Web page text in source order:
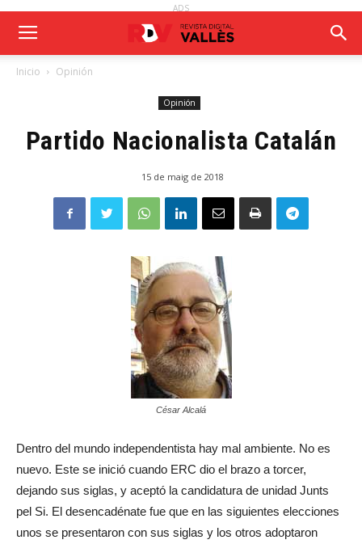
ADS
Inicio Opinión
Opinión
Partido Nacionalista Catalán
15 de maig de 2018
César Alcalá
Dentro del mundo independentista hay mal ambiente. No es
nuevo. Este se inició cuando ERC dio el brazo a torcer,
dejando sus siglas, y aceptó la candidatura de unidad Junts
pel Si. El desencadénate fue que en las siguientes elecciones
unos se presentaron con sus siglas y los otros adoptaron